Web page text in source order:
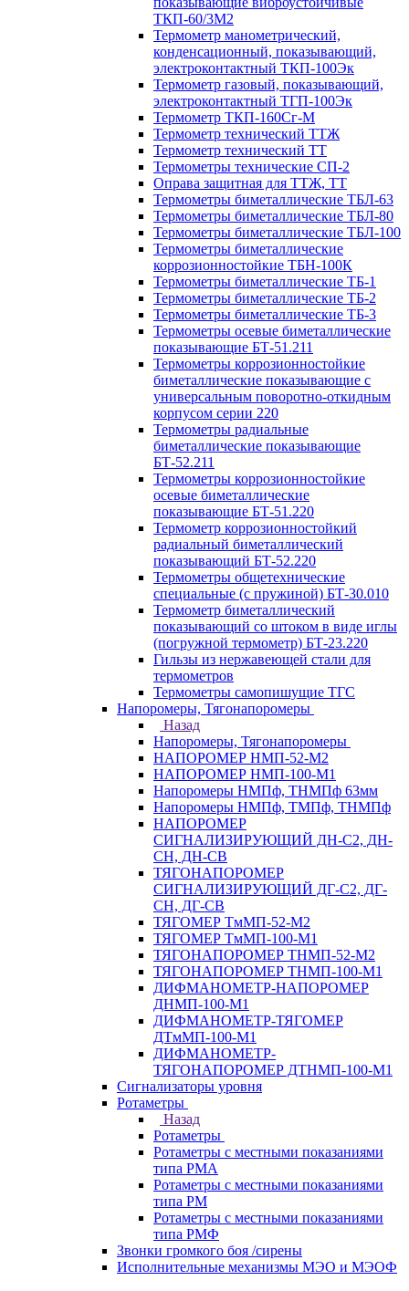
ТКП-60/3М2
Термометр манометрический,
конденсационный, показывающий,
электроконтактный ТКП-100Эк
Термометр газовый, показывающий,
электроконтактный ТГП-100Эк
Термометр ТКП-160Сг-М
Термометр технический ТТЖ
Термометр технический ТТ
Термометры технические СП-2
Оправа защитная для ТТЖ, ТТ
Термометры биметаллические ТБЛ-63
Термометры биметаллические ТБЛ-80
Термометры биметаллические ТБЛ-100
Термометры биметаллические
коррозионностойкие ТБН-100К
Термометры биметаллические ТБ-1
Термометры биметаллические ТБ-2
Термометры биметаллические ТБ-3
Термометры осевые биметаллические
показывающие БТ-51.211
Термометры коррозионностойкие
биметаллические показывающие с
универсальным поворотно-откидным
корпусом серии 220
Термометры радиальные
биметаллические показывающие
БТ-52.211
Термометры коррозионностойкие
осевые биметаллические
показывающие БТ-51.220
Термометр коррозионностойкий
радиальный биметаллический
показывающий БТ-52.220
Термометры общетехнические
специальные (с пружиной) БТ-30.010
Термометр биметаллический
показывающий со штоком в виде иглы
(погружной термометр) БТ-23.220
Гильзы из нержавеющей стали для
термометров
Термометры самопишущие ТГС
Напоромеры, Тягонапоромеры
Назад
Напоромеры, Тягонапоромеры
НАПОРОМЕР НМП-52-М2
НАПОРОМЕР НМП-100-М1
Напоромеры НМПф, ТНМПф 63мм
Напоромеры НМПф, ТМПф, ТНМПф
НАПОРОМЕР
СИГНАЛИЗИРУЮЩИЙ ДН-С2, ДН-
СН, ДН-СВ
ТЯГОНАПОРОМЕР
СИГНАЛИЗИРУЮЩИЙ ДГ-С2, ДГ-
СН, ДГ-СВ
ТЯГОМЕР ТмМП-52-М2
ТЯГОМЕР ТмМП-100-М1
ТЯГОНАПОРОМЕР ТНМП-52-М2
ТЯГОНАПОРОМЕР ТНМП-100-М1
ДИФМАНОМЕТР-НАПОРОМЕР
ДНМП-100-М1
ДИФМАНОМЕТР-ТЯГОМЕР
ДТмМП-100-М1
ДИФМАНОМЕТР-
ТЯГОНАПОРОМЕР ДТНМП-100-М1
Сигнализаторы уровня
Ротаметры
Назад
Ротаметры
Ротаметры с местными показаниями
типа РМА
Ротаметры с местными показаниями
типа РМ
Ротаметры с местными показаниями
типа РМФ
Звонки громкого боя /сирены
Исполнительные механизмы МЭО и МЭОФ